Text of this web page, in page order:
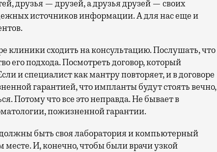
друзья — друзей, а друзья друзей — своих
источников информации. А для нас еще и
клиники сходить на консультацию. Послушать, что
его подхода. Посмотреть договор, который
и специалист как мантру повторяет, и в договоре
гарантией, что импланты будут стоять вечно,
Потому что все это неправда. Не бывает в
пожизненной гарантии.
быть своя лаборатория и компьютерный
месте. И, конечно, чтобы были врачи узкой